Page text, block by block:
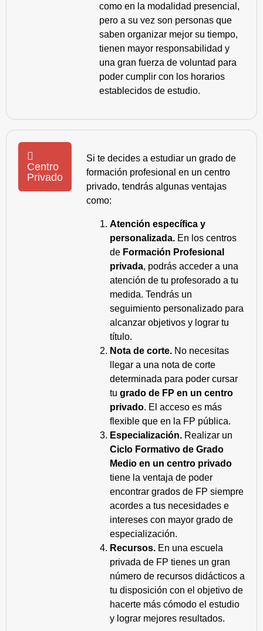
como en la modalidad presencial,
pero a su vez son personas que
saben organizar mejor su tiempo,
tienen mayor responsabilidad y
una gran fuerza de voluntad para
poder cumplir con los horarios
establecidos de estudio.
Centro
Privado
Si te decides a estudiar un grado de
formación profesional en un centro
privado, tendrás algunas ventajas
como:
Atención específica y
personalizada. En los centros
de Formación Profesional
privada, podrás acceder a una
atención de tu profesorado a tu
medida. Tendrás un
seguimiento personalizado para
alcanzar objetivos y lograr tu
título.
Nota de corte. No necesitas
llegar a una nota de corte
determinada para poder cursar
tu grado de FP en un centro
privado. El acceso es más
flexible que en la FP pública.
Especialización. Realizar un
Ciclo Formativo de Grado
Medio en un centro privado
tiene la ventaja de poder
encontrar grados de FP siempre
acordes a tus necesidades e
intereses con mayor grado de
especialización.
Recursos. En una escuela
privada de FP tienes un gran
número de recursos didácticos a
tu disposición con el objetivo de
hacerte más cómodo el estudio
y lograr mejores resultados.